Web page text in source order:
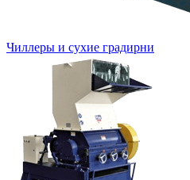
Чиллеры и сухие градирни